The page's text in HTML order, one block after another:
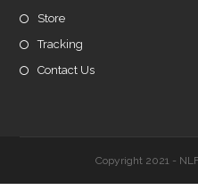
Store
Tracking
Contact Us
Copyright 2021 -